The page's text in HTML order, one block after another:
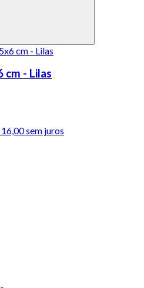
cm - Lilas
16,00sem juros